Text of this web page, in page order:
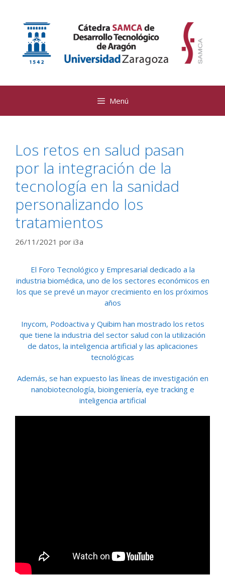
contenido
Menú
Los retos en salud pasan
por la integración de la
tecnología en la sanidad
personalizando los
tratamientos
26/11/2021 por i3a
El Foro Tecnológico y Empresarial dedicado a la
industria biomédica, uno de los sectores económicos en
los que se prevé un mayor crecimiento en los próximos
años
Inycom, Podoactiva y Quibim han mostrado los retos
que tiene la industria del sector salud con la utilización
de datos, la inteligencia artificial y las aplicaciones
tecnológicas
Además, se han expuesto las líneas de investigación en
nanobiotecnología, bioingeniería, eye tracking e
inteligencia artificial